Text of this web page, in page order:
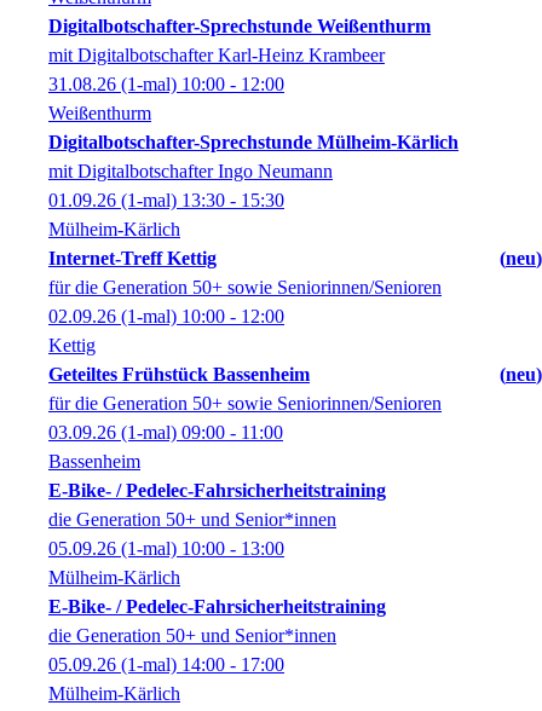
Digitalbotschafter-Sprechstunde Weißenthurm
mit Digitalbotschafter Karl-Heinz Krambeer
31.08.26 (1-mal) 10:00 - 12:00
Weißenthurm
Digitalbotschafter-Sprechstunde Mülheim-Kärlich
mit Digitalbotschafter Ingo Neumann
01.09.26 (1-mal) 13:30 - 15:30
Mülheim-Kärlich
Internet-Treff Kettig
neu
für die Generation 50+ sowie Seniorinnen/Senioren
02.09.26 (1-mal) 10:00 - 12:00
Kettig
Geteiltes Frühstück Bassenheim
neu
für die Generation 50+ sowie Seniorinnen/Senioren
03.09.26 (1-mal) 09:00 - 11:00
Bassenheim
E-Bike- / Pedelec-Fahrsicherheitstraining
die Generation 50+ und Senior*innen
05.09.26 (1-mal) 10:00 - 13:00
Mülheim-Kärlich
E-Bike- / Pedelec-Fahrsicherheitstraining
die Generation 50+ und Senior*innen
05.09.26 (1-mal) 14:00 - 17:00
Mülheim-Kärlich